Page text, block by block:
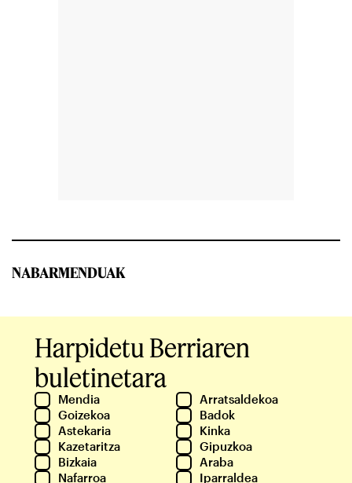
NABARMENDUAK
Harpidetu Berriaren
buletinetara
Mendia
Arratsaldekoa
Goizekoa
Badok
Astekaria
Kinka
Kazetaritza
Gipuzkoa
Bizkaia
Araba
Nafarroa
Iparraldea